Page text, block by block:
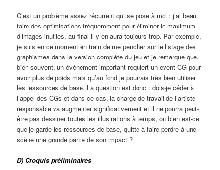
C’est un problème assez récurrent qui se pose à moi : j’ai beau
faire des optimisations fréquemment pour éliminer le maximum
d’images inutiles, au final il y en aura toujours trop. Par exemple,
je suis en ce moment en train de me pencher sur le listage des
graphismes dans la version complète du jeu et je remarque que,
bien souvent, un évènement important requiert un event CG pour
avoir plus de poids mais qu’au fond je pourrais très bien utiliser
les ressources de base. La question est donc : dois-je céder à
l’appel des CGs et dans ce cas, la charge de travail de l’artiste
responsable va augmenter significativement et il ne pourra peut-
être pas dessiner toutes les illustrations à temps, ou bien est-ce
que je garde les ressources de base, quitte à faire perdre à une
scène une grande partie de son impact ?
D) Croquis préliminaires